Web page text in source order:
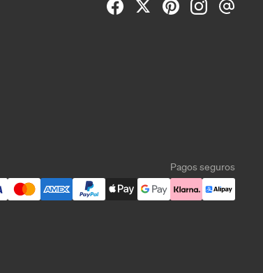
Pagos seguros